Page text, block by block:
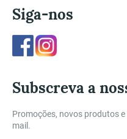
Siga-nos
FacebookInstagram
Subscreva a
Promoções, novos produtos
mail.